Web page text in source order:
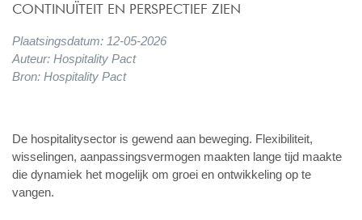
CONTINUÏTEIT EN PERSPECTIEF ZIEN
Plaatsingsdatum: 12-05-2026
Auteur: Hospitality Pact
Bron: Hospitality Pact
De hospitalitysector is gewend aan beweging. Flexibiliteit,
wisselingen, aanpassingsvermogen maakten lange tijd maakte
die dynamiek het mogelijk om groei en ontwikkeling op te
vangen.